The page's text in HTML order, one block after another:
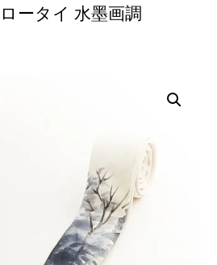
ータイ 水墨画調